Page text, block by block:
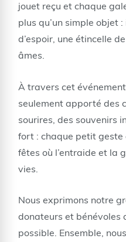
jouet reçu et chaque
plus qu’un simple objet
d’espoir, une étincelle
âmes.
À travers cet
seulement apporté des
sourires, des souvenirs
fort : chaque petit geste
fêtes où l’entraide et la
vies.
Nous exprimons notre
donateurs et bénévoles
possible. Ensemble,